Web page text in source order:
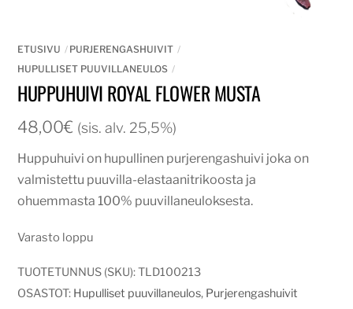
ETUSIVU
PURJERENGASHUIVIT
HUPULLISET PUUVILLANEULOS
HUPPUHUIVI ROYAL FLOWER MUSTA
48,00€ (sis. alv. 25,5%)
Huppuhuivi on hupullinen purjerengashuivi joka on
valmistettu puuvilla-elastaanitrikoosta ja
ohuemmasta 100% puuvillaneuloksesta.
Varasto loppu
TUOTETUNNUS (SKU):TLD100213
OSASTOT: Hupulliset puuvillaneulos, Purjerengashuivit